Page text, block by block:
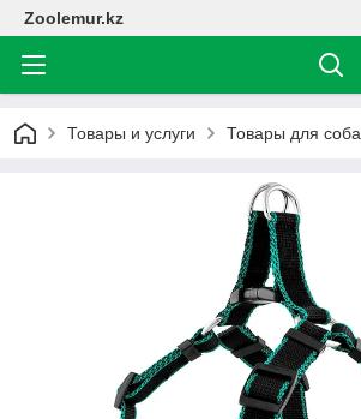
Zoolemur.kz
Товары и услуги Товары для